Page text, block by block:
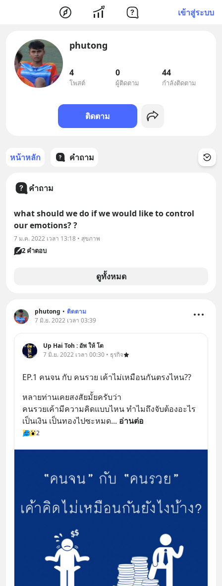
เข้าสู่ระบบ
phutong
4
โพสต์
0
ผู้ติดตาม
44
กำลังติดตาม
ติดตาม
หน้าหลัก คำถาม
คำถาม
what should we do if we would like to control
our emotions? ?
7 ม.ค. 2022 เวลา 13:18 • สุขภาพ
2 คำตอบ
ดูทั้งหมด
phutong • ติดตาม
7 มิ.ย. 2022 เวลา 03:39
Up​ Hai​ Toh​ : อัพ​ ให้​ โต
7 มิ.ย. 2022 เวลา 00:30 • ธุรกิจ
EP.​1​ คนจน​ กับ​ คนรวย​ เค้าไม่เหมือนกันตรงไหน??
หลายท่านเคยสงสัยมั้ยครับ​ว่า​
คนรวยเค้ามีความคิดแบบไหน​ ทำไมถึงจับต้องอะไร
เป็นเงิน​ เป็นทองไปซะหมด... อ่านต่อ
2